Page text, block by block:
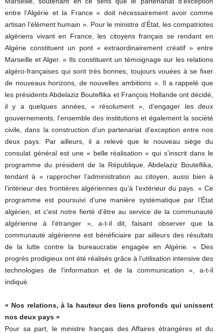
entre l’Algérie et la France « doit nécessairement avoir comme
artisan l’élément humain ». Pour le ministre d’État, les compatriotes
algériens vivant en France, les citoyens français se rendant en
Algérie constituent un pont « extraordinairement créatif » entre
Marseille et Alger. « Ils constituent un témoignage sur les relations
algéro-françaises qui sont très bonnes, toujours vouées à se fixer
de nouveaux horizons, de nouvelles ambitions ». Il a rappelé que
les présidents Abdelaziz Bouteflika et François Hollande ont décidé,
il y a quelques années, « résolument », d’engager les deux
gouvernements, l’ensemble des institutions et également la société
civile, dans la construction d’un partenariat d’exception entre nos
deux pays. Par ailleurs, il a relevé que le nouveau siège du
consulat général est une « belle réalisation » qui s’inscrit dans le
programme du président de la République, Abdelaziz Bouteflika,
tendant à « rapprocher l’administration au citoyen, aussi bien à
l’intérieur des frontières algériennes qu’à l’extérieur du pays. « Ce
programme est poursuivi d’une manière systématique par l’État
algérien, et c’est notre fierté d’être au service de la communauté
algérienne à l’étranger », a-t-il dit, faisant observer que la
communauté algérienne est bénéficiaire par ailleurs des résultats
de la lutte contre la bureaucratie engagée en Algérie. « Des
progrès prodigieux ont été réalisés grâce à l’utilisation intensive des
technologies de l’information et de la communication », a-t-il
indiqué.
« Nos relations, à la hauteur des liens profonds qui unissent
nos deux pays »
Pour sa part, le ministre français des Affaires étrangères et du